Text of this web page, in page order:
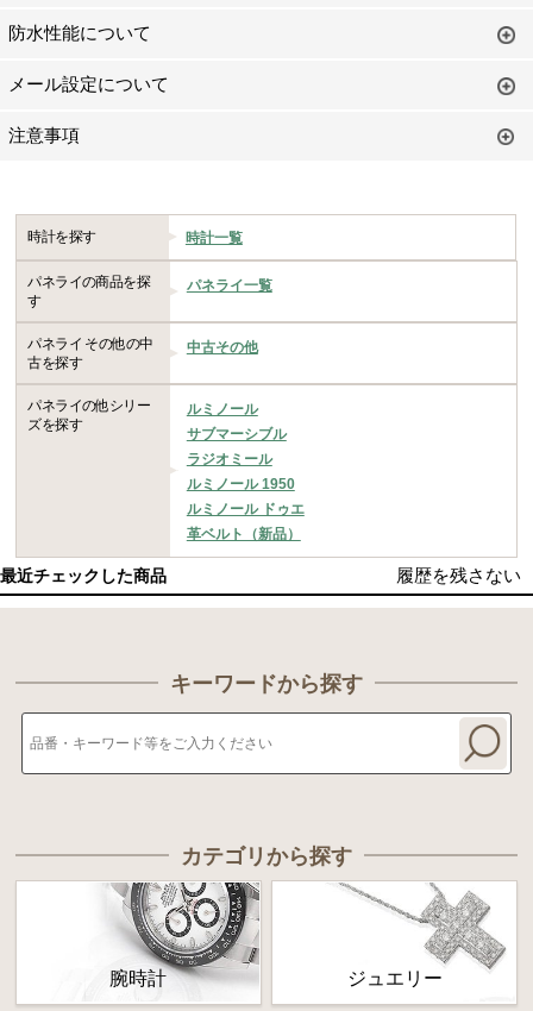
防水性能について
メール設定について
注意事項
時計を探す 時計一覧
パネライの商品を探
す
パネライ一覧
パネライ その他の中
古を探す
中古その他
パネライの他シリー
ズを探す
ルミノール
サブマーシブル
ラジオミール
ルミノール 1950
ルミノール ドゥエ
革ベルト（新品）
最近チェックした商品 履歴を残さない
キーワードから探す
カテゴリから探す
腕時計 ジュエリー